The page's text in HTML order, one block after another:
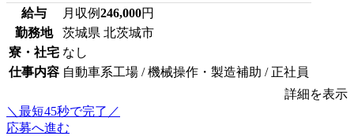
給与 月収例246,000円
勤務地
茨城県 北茨城市
寮・社宅 なし
仕事内容 自動車系工場 / 機械操作・製造補助 / 正社員
詳細を表示
＼最短45秒で完了／
応募へ進む